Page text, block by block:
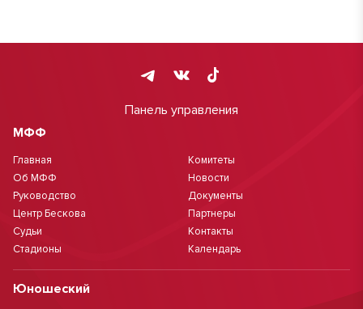
Панель управления
МФФ
Главная
Об МФФ
Руководство
Центр Бескова
Судьи
Стадионы
Комитеты
Новости
Документы
Партнеры
Контакты
Календарь
Юношеский